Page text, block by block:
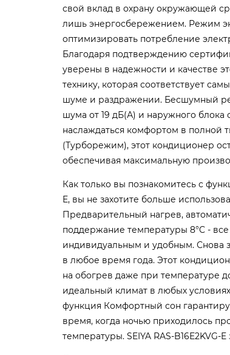
свой вклад в охрану окружающей
лишь энергосбережением. Режим
оптимизировать потребление
Благодаря подтверждению
уверены в надежности и качестве
технику, которая соответствует
шуме и раздражении. Бесшумный
шума от 19 дБ(А) и наружного блока
наслаждаться комфортом в
(Турборежим), этот кондиционер
обеспечивая максимальную
Как только вы познакомитесь с
E, вы не захотите больше
Предварительный нагрев,
поддержание температуры 8°C -
индивидуальным и удобным. Снова
в любое время года. Этот
на обогрев даже при температуре
идеальный климат в любых
функция Комфортный сон
время, когда ночью приходилось
температуры. SEIYA RAS-